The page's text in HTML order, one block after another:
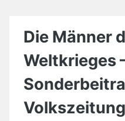
Die Männer
Weltkrieges